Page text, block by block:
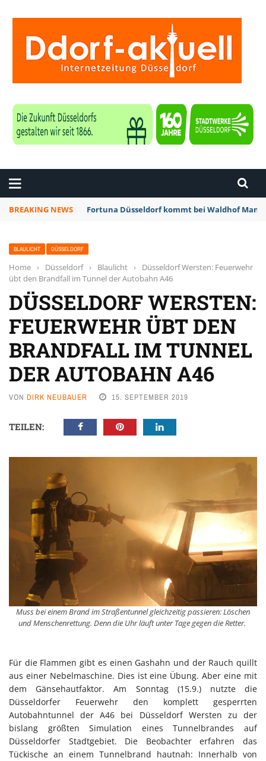
BREAKING NEWS Fortuna Düsseldorf kommt bei Waldhof
BLAULICHT DÜSSELDORF
Home › Düsseldorf › Blaulicht ›
Düsseldorf Wersten: Feuerwehr
übt den Brandfall im Tunnel der Autobahn A46
DÜSSELDORF WERSTEN:
FEUERWEHR ÜBT DEN
BRANDFALL IM TUNNEL
DER AUTOBAHN A46
VON DIRK NEUBAUER 15. SEPTEMBER 2019
TEILEN:
Muss bei einem Brand im Straßentunnel gleichzeitig passieren: Löschen
und Menschenrettung. Denn die Uhr läuft unter Tage gegen die Retter.
Für die Flammen gibt es einen Gashahn und der Rauch quillt
aus einer Nebelmaschine. Dies ist eine Übung. Aber eine mit
dem Gänsehautfaktor. Am Sonntag (15.9.) nutzte die
Düsseldorfer Feuerwehr den komplett gesperrten
Autobahntunnel der A46 bei Düsseldorf Wersten zu der
bislang größten Simulation eines Tunnelbrandes auf
Düsseldorfer Stadtgebiet. Die Beobachter erfahren das
Tückische an einem Tunnelbrand hautnah: Innerhalb von